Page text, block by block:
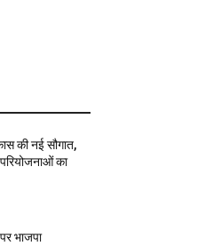
की नई सौगात,
का
भाजपा